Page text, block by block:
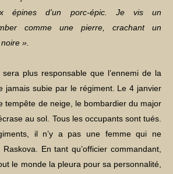
épines d’un porc-épic. Je vis un
comme une pierre, crachant un
».
plus responsable que l’ennemi de la
jamais subie par le régiment. Le 4 janvier
tempête de neige, le bombardier du major
au sol. Tous les occupants sont tués.
il n’y a pas une femme qui ne
En tant qu’officier commandant,
le monde la pleura pour sa personnalité,